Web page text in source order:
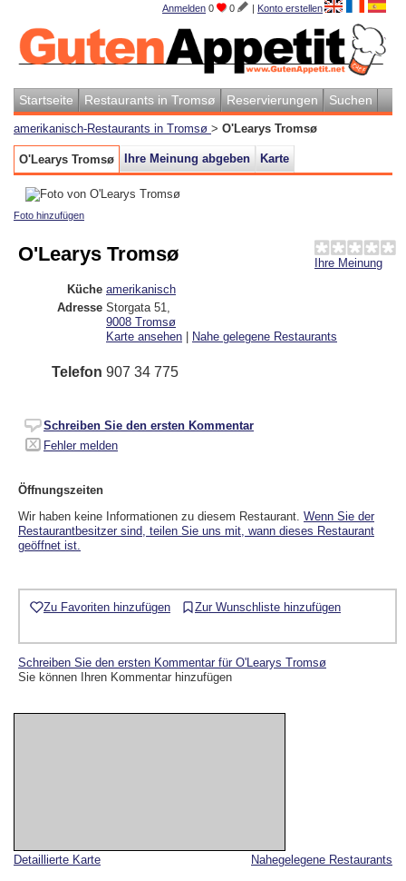
Anmelden 0 0 | Konto erstellen
Startseite Restaurants in Tromsø Reservierungen Suchen
amerikanisch-Restaurants in Tromsø > O'Learys Tromsø
O'Learys Tromsø Ihre Meinung abgeben Karte
Foto hinzufügen
Nahegelegene Restaurants
Detaillierte Karte
Ihre Meinung
O'Learys Tromsø
Küche amerikanisch
Adresse Storgata 51
9008 Tromsø
Karte ansehen | Nahe gelegene Restaurants
Telefon 907 34 775
Schreiben Sie den ersten Kommentar
Fehler melden
Öffnungszeiten
Wir haben keine Informationen zu diesem Restaurant. Wenn Sie der
Restaurantbesitzer sind, teilen Sie uns mit, wann dieses Restaurant
geöffnet ist.
Zu Favoriten hinzufügen Zur Wunschliste hinzufügen
Schreiben Sie den ersten Kommentar für O'Learys Tromsø
Sie können Ihren Kommentar hinzufügen